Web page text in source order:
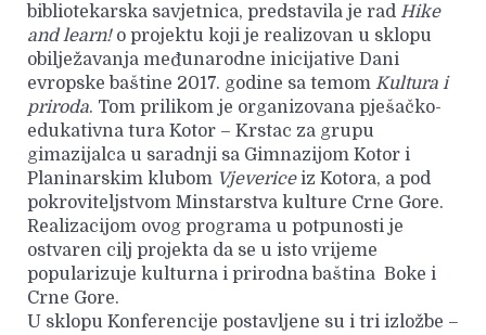
bibliotekarska savjetnica, predstavila je rad Hike
and learn!o projektu koji je realizovan u sklopu
obilježavanja međunarodne inicijative Dani
evropske baštine 2017. godine sa temom Kultura i
priroda. Tom prilikom je organizovana pješačko-
edukativna tura Kotor – Krstac za grupu
gimazijalca u saradnji sa Gimnazijom Kotor i
Planinarskim klubom Vjevericeiz Kotora, a pod
pokroviteljstvom Minstarstva kulture Crne Gore.
Realizacijom ovog programa u potpunosti je
ostvaren cilj projekta da se u isto vrijeme
popularizuje kulturna i prirodna baština Boke i
Crne Gore.
U sklopu Konferencije postavljene su i tri izložbe –